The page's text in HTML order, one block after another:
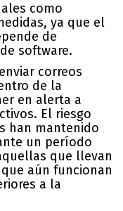
como
ya que el
de
software.
correos
de la
en alerta a
El riesgo
han mantenido
un período
que llevan
aún funcionan
a la